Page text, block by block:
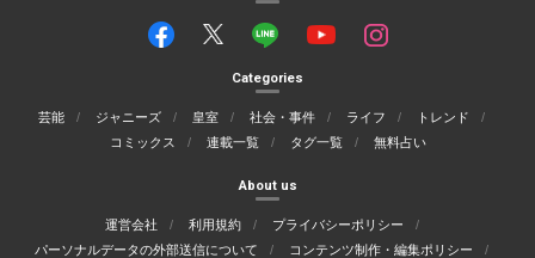
Categories
芸能 ジャニーズ 皇室 社会・事件 ライフ
トレンド
コミックス
連載一覧 タグ一覧 無料占い
About us
運営会社 利用規約
プライバシーポリシー
パーソナルデータの外部送信について
コンテンツ制作・編集ポリシー